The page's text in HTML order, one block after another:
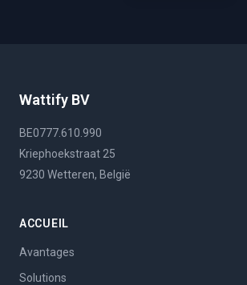
Wattify BV
BE0777.610.990
Kriephoekstraat 25
9230 Wetteren, België
ACCUEIL
Avantages
Solutions